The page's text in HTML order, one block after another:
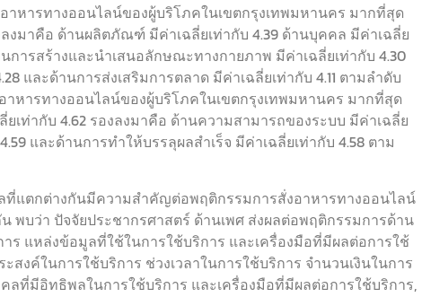
หารทางออนไลน์ของผู้บริโภคในเขตกรุงเทพมหานคร มากที่สุด
งมาคือ ด้านผลิตภัณฑ์ มีค่าเฉลี่ยเท่ากับ 4.39 ด้านบุคคล มีค่าเฉลี่ย
การสร้างและนำเสนอลักษณะทางกายภาพ มีค่าเฉลี่ยเท่ากับ 4.30
และด้านการส่งเสริมการตลาด มีค่าเฉลี่ยเท่ากับ 4.11 ตามลำดับ
หารทางออนไลน์ของผู้บริโภคในเขตกรุงเทพมหานคร มากที่สุด
เท่ากับ 4.62 รองลงมาคือ ด้านความสามารถของระบบ มีค่าเฉลี่ย
และด้านการทำให้บรรลุผลสำเร็จ มีค่าเฉลี่ยเท่ากับ 4.58 ตาม
แตกต่างกันมีความสำคัญต่อพฤติกรรมการสั่งอาหารทางออนไลน์
พบว่า ปัจจัยประชากรศาสตร์ ด้านเพศ ส่งผลต่อพฤติกรรมการด้าน
ร แหล่งข้อมูลที่ใช้ในการใช้บริการ และเครื่องมือที่มีผลต่อการใช้
งค์ในการใช้บริการ ช่วงเวลาในการใช้บริการ จำนวนเงินในการ
ที่มีอิทธิพลในการใช้บริการ และเครื่องมือที่มีผลต่อการใช้บริการ,